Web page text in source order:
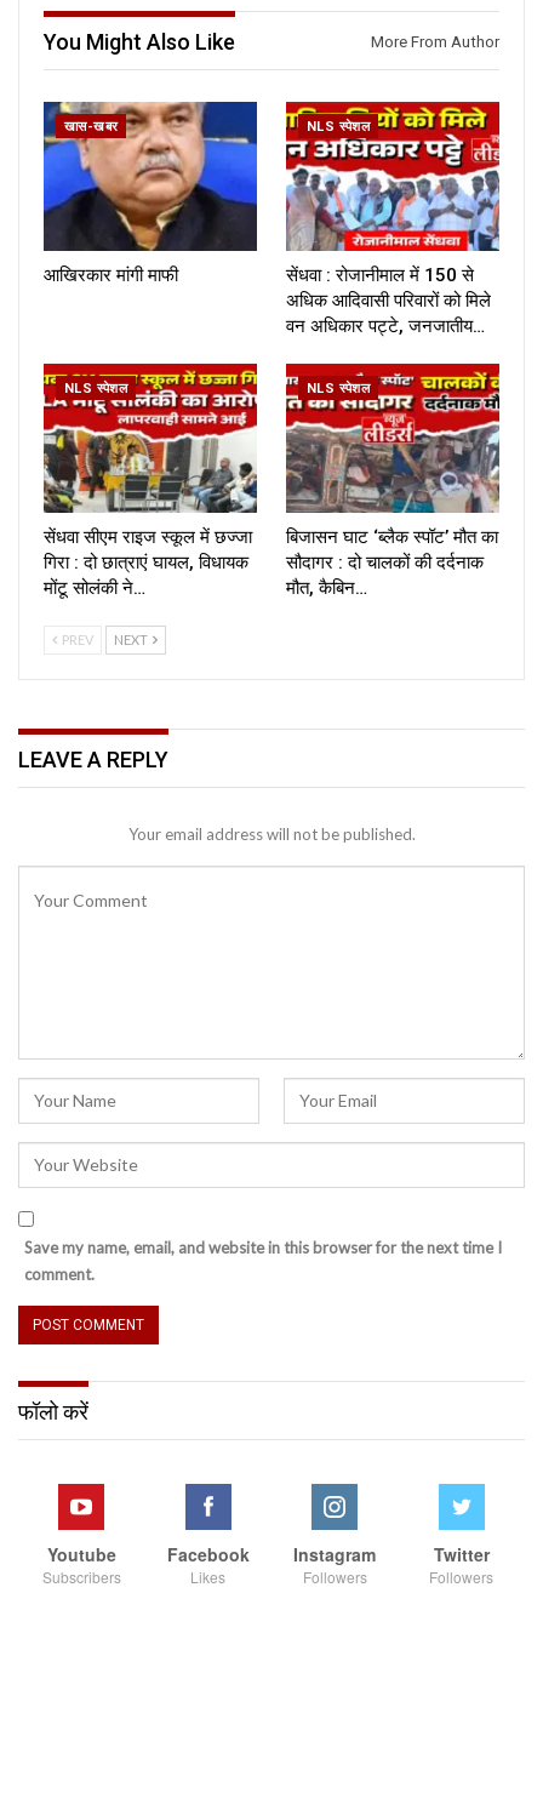
You Might Also Like More From Author
खास-खबर
आखिरकार मांगी माफी
NLS स्पेशल
सेंधवा : रोजानीमाल में 150 से
अधिक आदिवासी परिवारों को मिले
वन अधिकार पट्टे, जनजातीय…
NLS स्पेशल
सेंधवा सीएम राइज स्कूल में छज्जा
गिरा : दो छात्राएं घायल, विधायक
मोंटू सोलंकी ने…
NLS स्पेशल
बिजासन घाट ‘ब्लैक स्पॉट’ मौत का
सौदागर : दो चालकों की दर्दनाक
मौत, कैबिन…
PREV NEXT
LEAVE A REPLY
Your email address will not be published.
Save my name, email, and website in this browser for the next time I
comment.
फॉलो करें
Youtube
Subscribers
Facebook
Likes
Instagram
Followers
Twitter
Followers